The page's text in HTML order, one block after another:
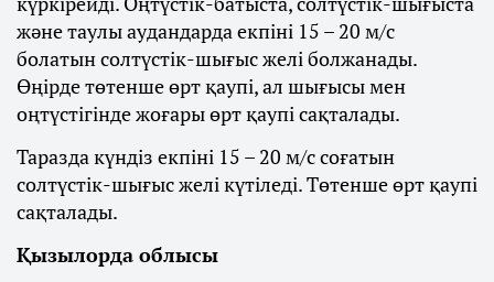
және таулы аудандарда екпіні 15 – 20 м/с
болатын солтүстік-шығыс желі болжанады.
Өңірде төтенше өрт қаупі, ал шығысы мен
оңтүстігінде жоғары өрт қаупі сақталады.
Таразда күндіз екпіні 15 – 20 м/с соғатын
солтүстік-шығыс желі күтіледі. Төтенше өрт қаупі
сақталады.
Қызылорда облысы